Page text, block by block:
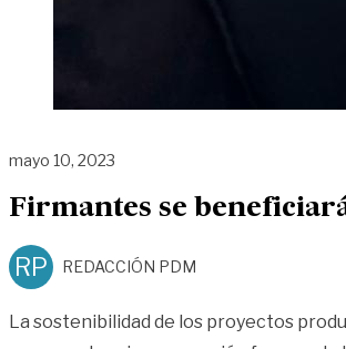
mayo 10, 2023
Firmantes se
RP REDACCIÓN PDM
La sostenibilidad de los proyectos